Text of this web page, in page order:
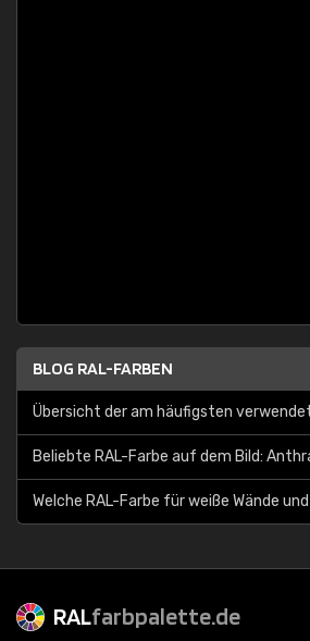
BLOG RAL-FARBEN
Übersicht der am häufigsten
Beliebte RAL-Farbe auf dem Bild:
Welche RAL-Farbe für weiße Wände
RALfarbpalette.de